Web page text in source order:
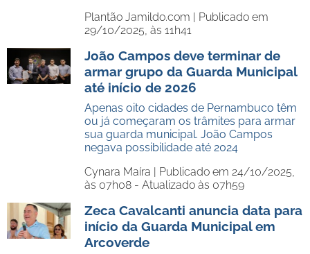
Plantão Jamildo.com | Publicado em
29/10/2025, às 11h41
João Campos deve terminar de
armar grupo da Guarda Municipal
até início de 2026
Apenas oito cidades de Pernambuco têm
ou já começaram os trâmites para armar
sua guarda municipal. João Campos
negava possibilidade até 2024
Cynara Maíra | Publicado em 24/10/2025,
às 07h08 - Atualizado às 07h59
Zeca Cavalcanti anuncia data para
início da Guarda Municipal em
Arcoverde